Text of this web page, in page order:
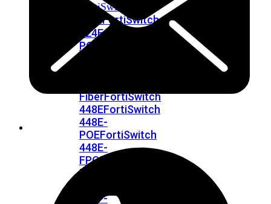
FortiSwitch
424EFortiSwitch
424E-
POE
FiberFortiSwitch
448EFortiSwitch
448E-
POEFortiSwitch
448E-
FPOE
M426E-
424F-